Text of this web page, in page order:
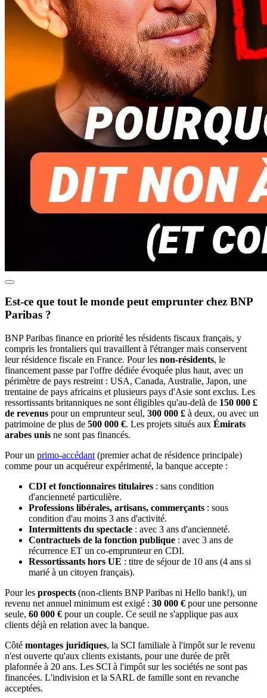
Est-ce que tout le monde peut emprunter chez BNP
Paribas ?
BNP Paribas finance en priorité les résidents fiscaux français, y
compris les frontaliers qui travaillent à l'étranger mais conservent
leur résidence fiscale en France. Pour les non-résidents, le
financement passe par l'offre dédiée évoquée plus haut, avec un
périmètre de pays restreint : USA, Canada, Australie, Japon, une
trentaine de pays africains et plusieurs pays d'Asie sont exclus. Les
ressortissants britanniques ne sont éligibles qu'au-delà de 150 000 £
de revenus pour un emprunteur seul, 300 000 £ à deux, ou avec un
patrimoine de plus de 500 000 €. Les projets situés aux Émirats
arabes unis ne sont pas financés.
Pour un primo-accédant (premier achat de résidence principale)
comme pour un acquéreur expérimenté, la banque accepte :
CDI et fonctionnaires titulaires : sans condition
d'ancienneté particulière.
Professions libérales, artisans, commerçants : sous
condition d'au moins 3 ans d'activité.
Intermittents du spectacle : avec 3 ans d'ancienneté.
Contractuels de la fonction publique : avec 3 ans de
récurrence ET un co-emprunteur en CDI.
Ressortissants hors UE : titre de séjour de 10 ans (4 ans si
marié à un citoyen français).
Pour les prospects (non-clients BNP Paribas ni Hello bank!), un
revenu net annuel minimum est exigé : 30 000 € pour une personne
seule, 60 000 € pour un couple. Ce seuil ne s'applique pas aux
clients déjà en relation avec la banque.
Côté montages juridiques, la SCI familiale à l'impôt sur le revenu
n'est ouverte qu'aux clients existants, pour une durée de prêt
plafonnée à 20 ans. Les SCI à l'impôt sur les sociétés ne sont pas
financées. L'indivision et la SARL de famille sont en revanche
acceptées.